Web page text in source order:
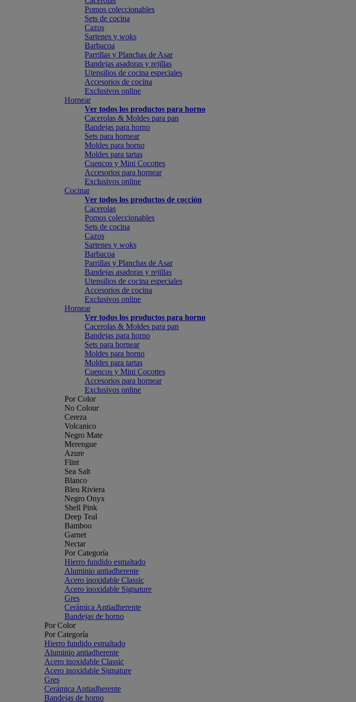
Pomos coleccionables
Sets de cocina
Cazos
Sartenes y woks
Barbacoa
Parrillas y Planchas de Asar
Bandejas asadoras y rejillas
Utensilios de cocina especiales
Accesorios de cocina
Exclusivos online
Hornear
Ver todos los productos para horno
Cacerolas & Moldes para pan
Bandejas para horno
Sets para hornear
Moldes para horno
Moldes para tartas
Cuencos y Mini Cocottes
Accesorios para hornear
Exclusivos online
Cocinar
Ver todos los productos de cocción
Cacerolas
Pomos coleccionables
Sets de cocina
Cazos
Sartenes y woks
Barbacoa
Parrillas y Planchas de Asar
Bandejas asadoras y rejillas
Utensilios de cocina especiales
Accesorios de cocina
Exclusivos online
Hornear
Ver todos los productos para horno
Cacerolas & Moldes para pan
Bandejas para horno
Sets para hornear
Moldes para horno
Moldes para tartas
Cuencos y Mini Cocottes
Accesorios para hornear
Exclusivos online
Por Color
No Colour
Cereza
Volcanico
Negro Mate
Merengue
Azure
Flint
Sea Salt
Blanco
Bleu Riviera
Negro Onyx
Shell Pink
Deep Teal
Bamboo
Garnet
Nectar
Por Categoría
Hierro fundido esmaltado
Aluminio antiadherente
Acero inoxidable Classic
Acero inoxidable Signature
Gres
Cerámica Antiadherente
Bandejas de horno
Por Color
Por Categoría
Hierro fundido esmaltado
Aluminio antiadherente
Acero inoxidable Classic
Acero inoxidable Signature
Gres
Cerámica Antiadherente
Bandejas de horno